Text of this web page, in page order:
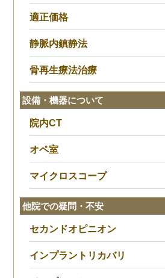
適正価格
静脈内鎮静法
骨再生療法治療
設備・機器について
院内CT
オペ室
マイクロスコープ
他院での疑問・不安
セカンドオピニオン
インプラントリカバリ